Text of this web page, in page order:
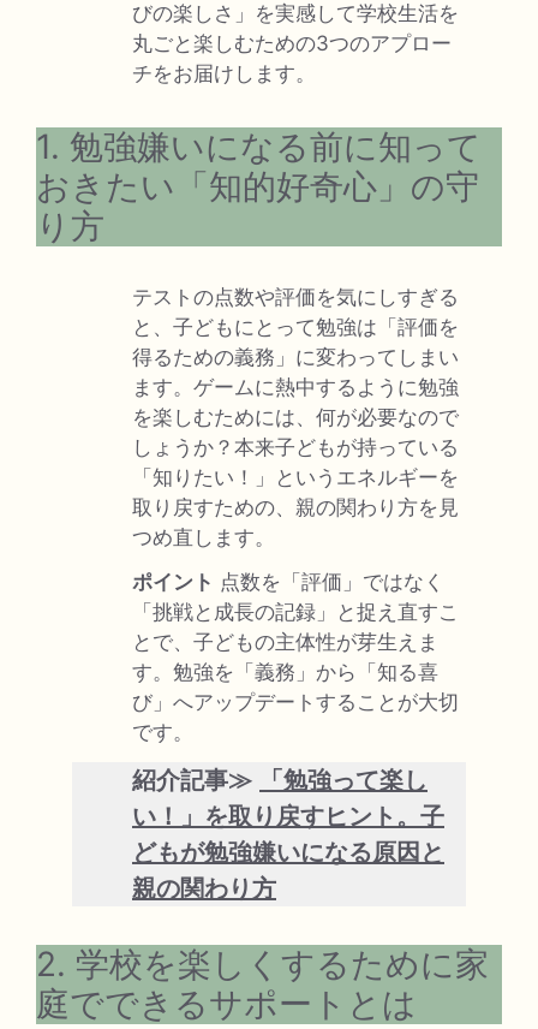
びの楽しさ」を実感して学校生活を
丸ごと楽しむための3つのアプロー
チをお届けします。
1. 勉強嫌いになる前に知って
おきたい「知的好奇心」の守
り方
テストの点数や評価を気にしすぎる
と、子どもにとって勉強は「評価を
得るための義務」に変わってしまい
ます。ゲームに熱中するように勉強
を楽しむためには、何が必要なので
しょうか？本来子どもが持っている
「知りたい！」というエネルギーを
取り戻すための、親の関わり方を見
つめ直します。
ポイント 点数を「評価」ではなく
「挑戦と成長の記録」と捉え直すこ
とで、子どもの主体性が芽生えま
す。勉強を「義務」から「知る喜
び」へアップデートすることが大切
です。
紹介記事≫
「勉強って楽し
い！」を取り戻すヒント。子
どもが勉強嫌いになる原因と
親の関わり方
2. 学校を楽しくするために家
庭でできるサポートとは